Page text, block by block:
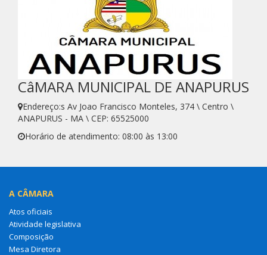
CâMARA MUNICIPAL DE ANAPURUS
Endereço:s Av Joao Francisco Monteles, 374 \ Centro \
ANAPURUS - MA \ CEP: 65525000
Horário de atendimento: 08:00 às 13:00
A CÂMARA
Atos oficiais
Atividade legislativa
Composição
Mesa Diretora